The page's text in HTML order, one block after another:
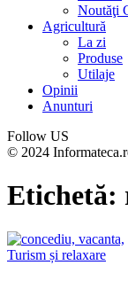
Noutăţi
Agricultură
La zi
Produse
Utilaje
Opinii
Anunturi
Follow US
© 2024
Etichetă:
Turism și relaxare